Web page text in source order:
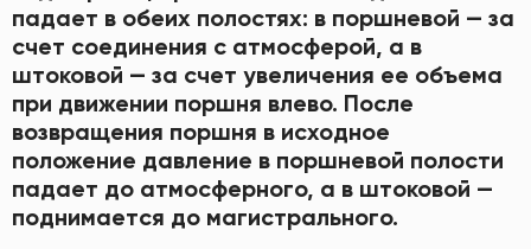
падает в обеих полостях: в поршневой — за
счет соединения с атмосферой, а в
штоковой — за счет увеличения ее объема
при движении поршня влево. После
возвращения поршня в исходное
положение давление в поршневой полости
падает до атмосферного, а в штоковой —
поднимается до магистрального.